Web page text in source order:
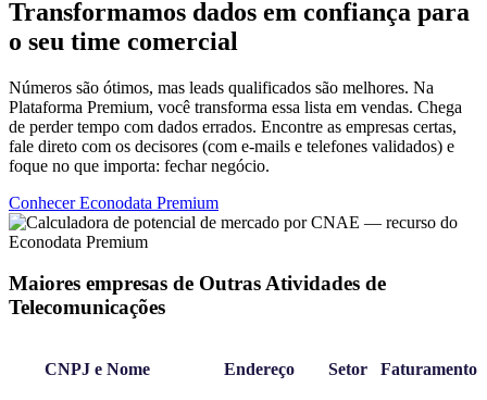
Transformamos dados em confiança para
o seu time comercial
Números são ótimos, mas leads qualificados são melhores. Na
Plataforma Premium, você transforma essa lista em vendas. Chega
de perder tempo com dados errados. Encontre as empresas certas,
fale direto com os decisores (com e-mails e telefones validados) e
foque no que importa: fechar negócio.
Conhecer Econodata Premium
Maiores empresas de Outras Atividades de
Telecomunicações
CNPJ e Nome Endereço Setor Faturamento